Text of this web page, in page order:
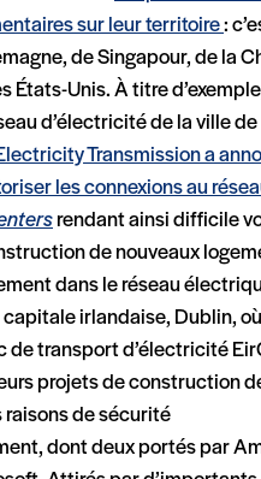
sur leur territoire:
de Singapour, de la
États-Unis. À titre
d’électricité de la ville
Transmission a
les connexions au
s rendant ainsi difficile
de nouveaux
dans le réseau
irlandaise, Dublin, où
de transport d’électricité
projets de construction
raisons de sécurité
dont deux portés par